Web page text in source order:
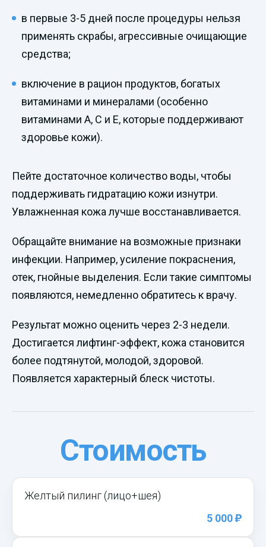
в первые 3-5 дней после процедуры нельзя
применять скрабы, агрессивные очищающие
средства;
включение в рацион продуктов, богатых
витаминами и минералами (особенно
витаминами A, C и E, которые поддерживают
здоровье кожи).
Пейте достаточное количество воды, чтобы
поддерживать гидратацию кожи изнутри.
Увлажненная кожа лучше восстанавливается.
Обращайте внимание на возможные признаки
инфекции. Например, усиление покраснения,
отек, гнойные выделения. Если такие симптомы
появляются, немедленно обратитесь к врачу.
Результат можно оценить через 2-3 недели.
Достигается лифтинг-эффект, кожа становится
более подтянутой, молодой, здоровой.
Появляется характерный блеск чистоты.
Стоимость
Желтый пилинг (лицо+шея)
5 000)